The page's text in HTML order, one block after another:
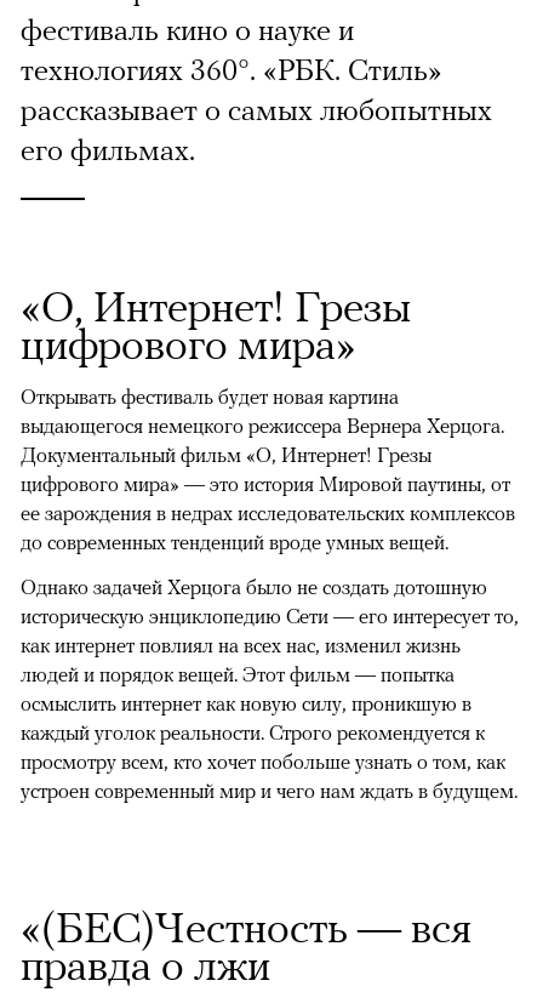
фестиваль кино о науке и
технологиях 360°. «РБК. Стиль»
рассказывает о самых любопытных
его фильмах.
«О, Интернет! Грезы
цифрового мира»
Открывать фестиваль будет новая картина
выдающегося немецкого режиссера Вернера Херцога.
Документальный фильм «О, Интернет! Грезы
цифрового мира» — это история Мировой паутины, от
ее зарождения в недрах исследовательских комплексов
до современных тенденций вроде умных вещей.
Однако задачей Херцога было не создать дотошную
историческую энциклопедию Сети — его интересует то,
как интернет повлиял на всех нас, изменил жизнь
людей и порядок вещей. Этот фильм — попытка
осмыслить интернет как новую силу, проникшую в
каждый уголок реальности. Строго рекомендуется к
просмотру всем, кто хочет побольше узнать о том, как
устроен современный мир и чего нам ждать в будущем.
«(БЕС)Честность — вся
правда о лжи